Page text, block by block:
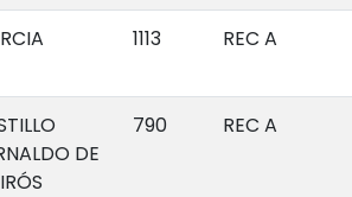
1113 REC A
DE
790 REC A